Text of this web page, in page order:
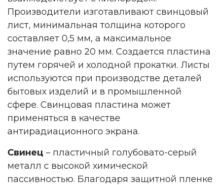
Производители изготавливают свинцовый
лист, минимальная толщина которого
составляет 0,5 мм, а максимальное
значение равно 20 мм. Создается пластина
путем горячей и холодной прокатки. Листы
используются при производстве деталей
бытовых изделий и в промышленной
сфере. Свинцовая пластина может
применяться в качестве
антирадиационного экрана.
Свинец – пластичный голубовато-серый
металл с высокой химической
пассивностью. Благодаря защитной пленке